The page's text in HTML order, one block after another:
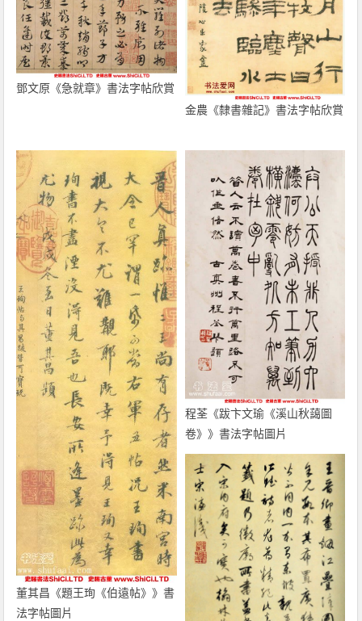
鄧文原《急就章》書法字帖欣賞
金農《隸書雜記》書法字帖欣賞
董其昌《題王珣《伯遠帖》》書
法字帖圖片
程荃《跋卞文瑜《溪山秋藹圖
卷》》書法字帖圖片